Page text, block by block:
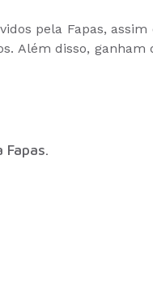
pela Fapas, assim
Além disso, ganham